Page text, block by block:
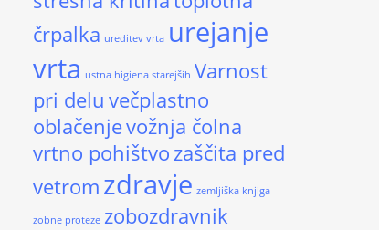
črpalka ureditev vrta urejanje
vrta ustna higiena starejših Varnost
pri delu večplastno
oblačenjevožnja čolna
vrtno pohištvo zaščita pred
vetrom zdravje zemljiška knjiga
zobne proteze zobozdravnik